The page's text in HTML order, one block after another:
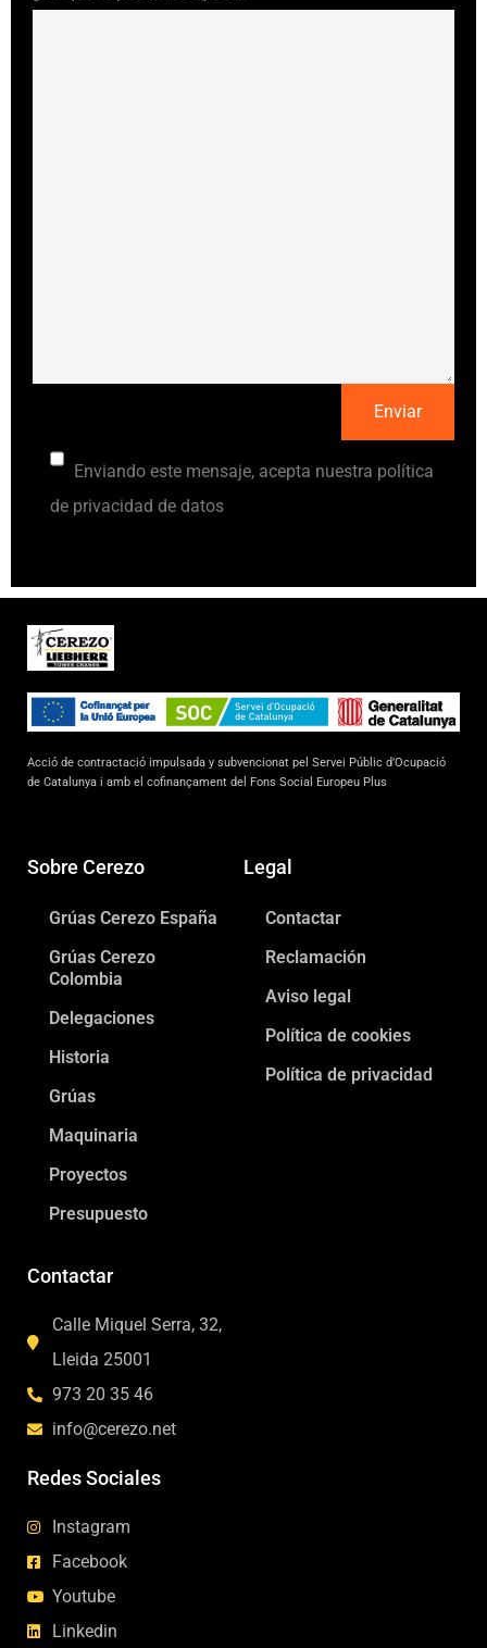
Enviando este mensaje, acepta nuestra política
de privacidad de datos
Acció de contractació impulsada y subvencionat pel Servei Públic d’Ocupació
de Catalunya i amb el cofinançament del Fons Social Europeu Plus
Sobre Cerezo
Grúas Cerezo España
Grúas Cerezo
Colombia
Delegaciones
Historia
Grúas
Maquinaria
Proyectos
Presupuesto
Legal
Contactar
Reclamación
Aviso legal
Política de cookies
Política de privacidad
Contactar
Calle Miquel Serra, 32,
Lleida 25001
973 20 35 46
info@cerezo.net
Redes Sociales
Instagram
Facebook
Youtube
Linkedin